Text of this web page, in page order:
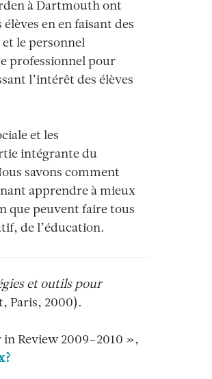
à Dartmouth ont
en en faisant des
et le personnel
professionnel pour
l’intérêt des élèves
et les
intégrante du
savons comment
apprendre à mieux
que peuvent faire tous
de l’éducation.
et outils pour
Paris, 2000).
Review 2009–2010 »,